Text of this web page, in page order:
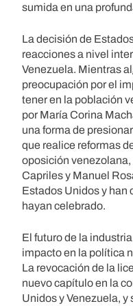
sumida en una
La decisión de
reacciones a nivel
Venezuela. Mientras
preocupación por el
tener en la población
por María Corina
una forma de
que realice reformas
oposición
Capriles y Manuel
Estados Unidos y han
hayan celebrado.
El futuro de la
impacto en la política
La revocación de la
nuevo capítulo en la
Unidos y Venezuela,